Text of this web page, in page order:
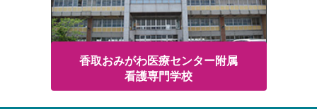
香取おみがわ医療センター附属
看護専門学校